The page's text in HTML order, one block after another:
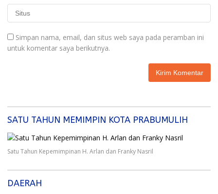
Simpan nama, email, dan situs web saya pada peramban ini
untuk komentar saya berikutnya.
SATU TAHUN MEMIMPIN KOTA PRABUMULIH
Satu Tahun Kepemimpinan H. Arlan dan Franky Nasril
DAERAH